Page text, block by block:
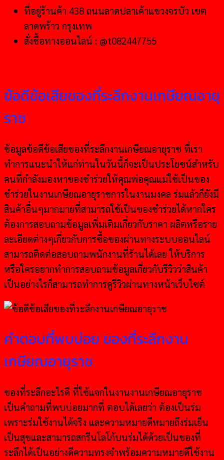
ที่อยู่ร้านค้า 438 ถนนลาดปลาเค้าแขวงจรบัว เขต
ลาดพร้าว กรุงเทพ
สั่งชื้อทางออนไลน์ : @t082447755
ข้อดีข้อเสียของที่ระลึกงานเกษียณอายุ
ราช
ข้อมูลข้อดีข้อเสียของที่ระลึกงานเกษียณอายุราช ที่เรา
ทำการแนะนำให้แก่ท่านในวันนี้ก็จะเป็นประโยชน์สำหรับ
คนที่กำลังมองหาของชำร่วยให้คุณพ่อคุณแม่ใช้เป็นของ
ชำร่วยในงานเกษียณอายุราชการในงานมงคล ร่มแล้วก็ยังมี
สินค้าอื่นๆมากมายที่สามารถใช้เป็นของชำร่วยได้หากใคร
ต้องการสอบถามข้อมูลเพิ่มเติมเกี่ยวกับราคา ผลิตหรือราย
ละเอียดต่างๆเกี่ยวกับการซื้อของผ่านทางระบบออนไลน์
สามารถติดต่อสอบถามพนักงานที่ร้านได้เลย ให้บริการ
หรือใครอยากทำการสอบถามข้อมูลเกี่ยวกับรีวิวว่าสินค้า
เป็นอย่างไรก็สามารถทำการดูรีวิวผ่านทางหน้าเว็บไซต์
คำตอบที่พบบ่อย ของที่ระลึกงาน
เกษียณอายุราช
ของที่ระลึกอะไรดี ที่ใช้แจกในงานงานเกษียณอายุราช
เป็นคำถามที่พบบ่อยมากที่ ตอบได้เลยว่า ต้องเป็นร่ม
เพราะร่มใช้งานได้จริง และความหมายดีหมายถึงร่มเย็น
เป็นสุขและสามารถสกรีนโลโก้บนร่มได้ด้วยเป็นของที่
ระลึกได้เป็นอย่างดีความทรงจำพร้อมความหมายดีใช้งาน